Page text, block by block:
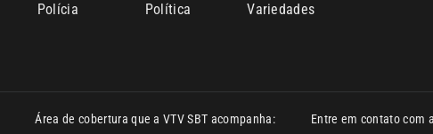
Polícia Política Variedades
Área de cobertura que a VTV SBT acompanha: Entre em contato com